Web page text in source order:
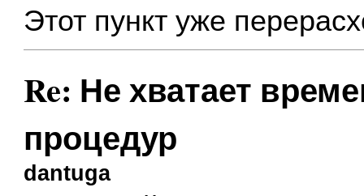
Этот пункт уже
Re: Не хватает
процедур
dantuga